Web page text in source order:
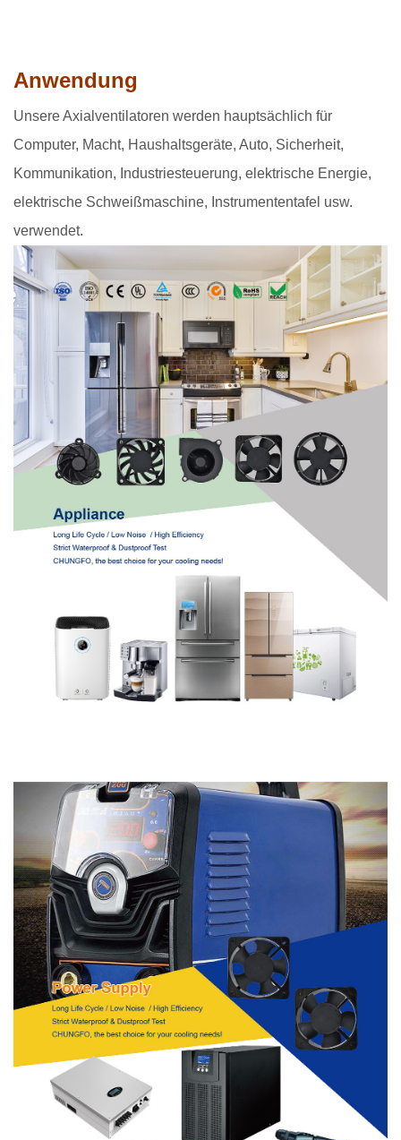
Anwendung
Unsere Axialventilatoren werden hauptsächlich für
Computer, Macht, Haushaltsgeräte, Auto, Sicherheit,
Kommunikation, Industriesteuerung, elektrische Energie,
elektrische Schweißmaschine, Instrumententafel usw.
verwendet.